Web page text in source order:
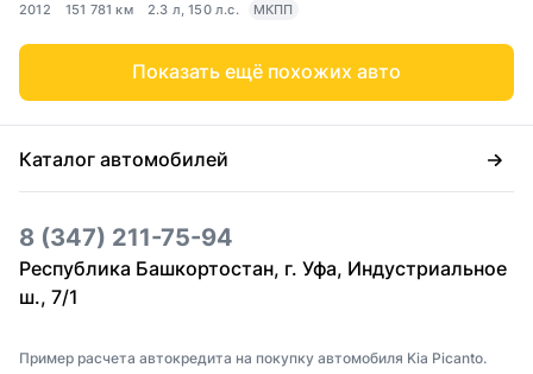
2012 151 781 км 2.3 л, 150 л.с. МКПП
Показать ещё похожих авто
Каталог автомобилей
8 (347) 211-75-94
Республика Башкортостан, г. Уфа, Индустриальное
ш., 7/1
Пример расчета автокредита на покупку автомобиля Kia Picanto.